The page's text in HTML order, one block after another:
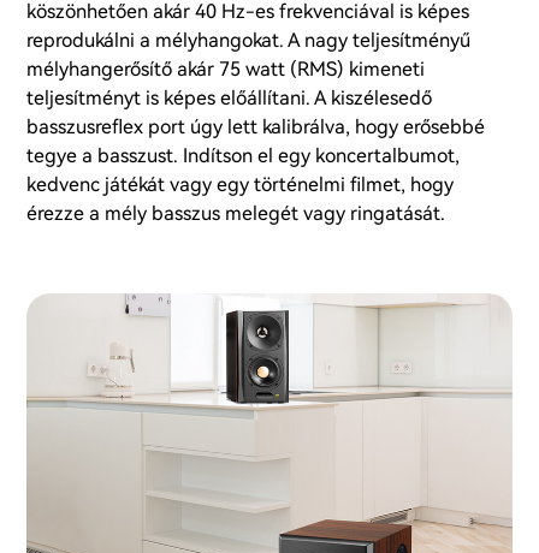
köszönhetően akár 40 Hz-es frekvenciával is képes
reprodukálni a mélyhangokat. A nagy teljesítményű
mélyhangerősítő akár 75 watt (RMS) kimeneti
teljesítményt is képes előállítani. A kiszélesedő
basszusreflex port úgy lett kalibrálva, hogy erősebbé
tegye a basszust. Indítson el egy koncertalbumot,
kedvenc játékát vagy egy történelmi filmet, hogy
érezze a mély basszus melegét vagy ringatását.